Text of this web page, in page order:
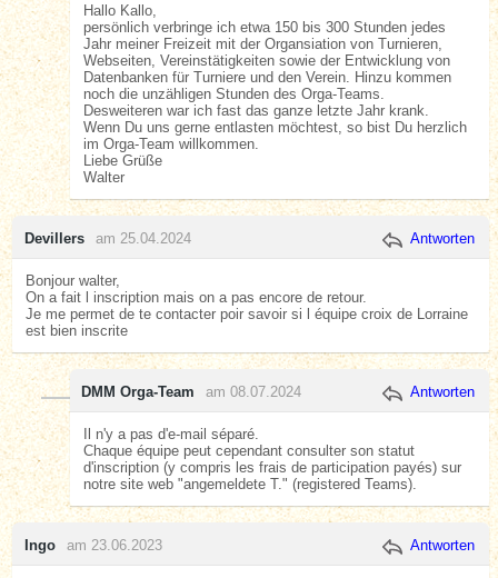
Hallo Kallo,
persönlich verbringe ich etwa 150 bis 300 Stunden jedes
Jahr meiner Freizeit mit der Organsiation von Turnieren,
Webseiten, Vereinstätigkeiten sowie der Entwicklung von
Datenbanken für Turniere und den Verein. Hinzu kommen
noch die unzähligen Stunden des Orga-Teams.
Desweiteren war ich fast das ganze letzte Jahr krank.
Wenn Du uns gerne entlasten möchtest, so bist Du herzlich
im Orga-Team willkommen.
Liebe Grüße
Walter
Devillers am 25.04.2024 Antworten
Bonjour walter,
On a fait l inscription mais on a pas encore de retour.
Je me permet de te contacter poir savoir si l équipe croix de Lorraine
est bien inscrite
DMM Orga-Team am 08.07.2024 Antworten
Il n'y a pas d'e-mail séparé.
Chaque équipe peut cependant consulter son statut
d'inscription (y compris les frais de participation payés) sur
notre site web "angemeldete T." (registered Teams).
Ingo am 23.06.2023 Antworten